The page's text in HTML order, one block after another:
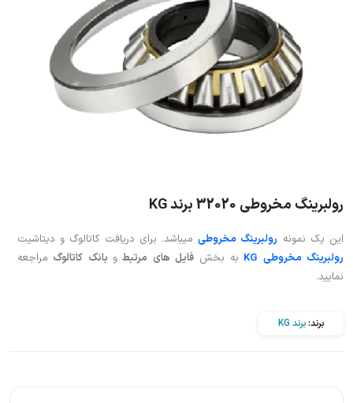
رولبرینگ مخروطی 32020 برند KG
این یک نمونه رولبرینگ مخروطیمیباشد. برای دریافت کاتالوگ و دیتاشیت
رولبرینگ مخروطی KG
به بخش فایل های مرتبط و بانک کاتالوگ مراجعه
نمایید.
برند:برند KG